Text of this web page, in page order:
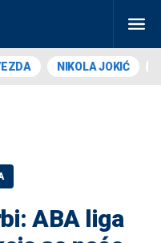
NIKOLA JOKIĆ
ABA liga